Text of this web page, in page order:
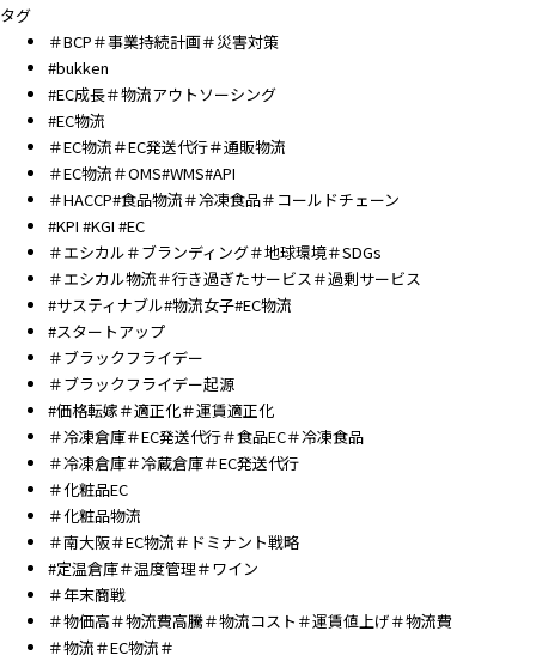
タグ
＃BCP＃事業持続計画＃災害対策
#bukken
#EC成長＃物流アウトソーシング
#EC物流
＃EC物流＃EC発送代行＃通販物流
＃EC物流＃OMS#WMS#API
＃HACCP#食品物流＃冷凍食品＃コールドチェーン
#KPI #KGI #EC
＃エシカル＃ブランディング＃地球環境＃SDGs
＃エシカル物流＃行き過ぎたサービス＃過剰サービス
#サスティナブル#物流女子#EC物流
#スタートアップ
＃ブラックフライデー
＃ブラックフライデー起源
#価格転嫁＃適正化＃運賃適正化
＃冷凍倉庫＃EC発送代行＃食品EC＃冷凍食品
＃冷凍倉庫＃冷蔵倉庫＃EC発送代行
＃化粧品EC
＃化粧品物流
＃南大阪＃EC物流＃ドミナント戦略
#定温倉庫＃温度管理＃ワイン
＃年末商戦
＃物価高＃物流費高騰＃物流コスト＃運賃値上げ＃物流費
＃物流＃EC物流＃